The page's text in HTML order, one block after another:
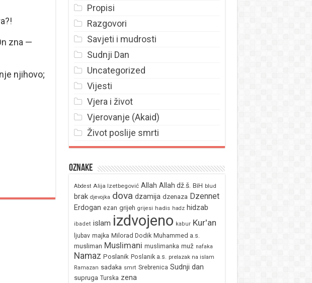
zna —
njihovo;
Propisi
Razgovori
Savjeti i mudrosti
Sudnji Dan
Uncategorized
Vijesti
Vjera i život
Vjerovanje (Akaid)
Život poslije smrti
Oznake
Abdest Alija Izetbegović Allah Allah dž.š. BiH blud
brak djevojka dova dzamija dzenaza Dzennet
Erdogan ezan grijeh grijesi hadis hadz hidzab
ibadet islam izdvojeno kabur Kur'an
ljubav majka Milorad Dodik Muhammed a.s.
musliman Muslimani muslimanka muž nafaka
Namaz Poslanik Poslanik a.s. prelazak na islam
Ramazan sadaka smrt Srebrenica Sudnji dan
supruga Turska zena